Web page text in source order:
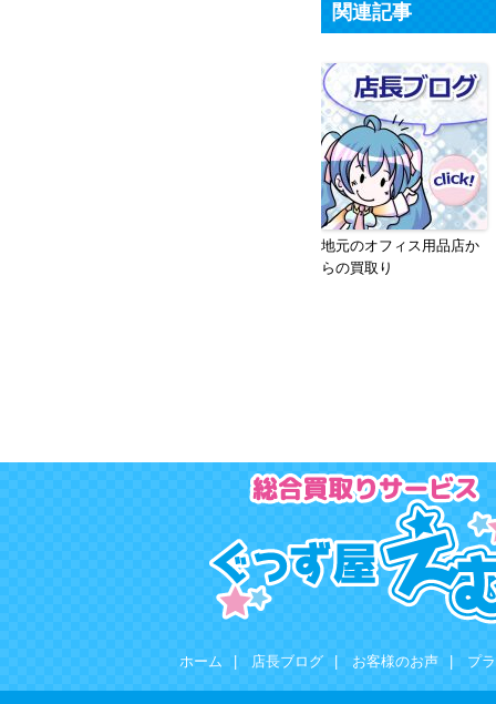
関連記事
地元のオフィス用品店か
らの買取り
ホーム 店長ブログ お客様のお声 プ